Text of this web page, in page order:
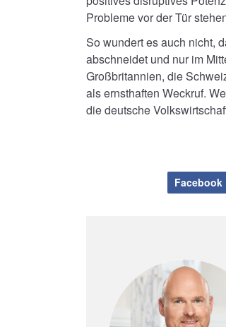
Probleme vor der Tür
So wundert es auch nicht,
abschneidet und nur im
Großbritannien, die
als ernsthaften Weckruf.
die deutsche
Facebook